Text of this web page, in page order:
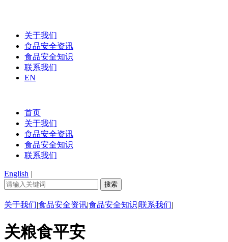
关于我们
食品安全资讯
食品安全知识
联系我们
EN
首页
关于我们
食品安全资讯
食品安全知识
联系我们
English |
关于我们|食品安全资讯|食品安全知识|联系我们|
关粮食平安